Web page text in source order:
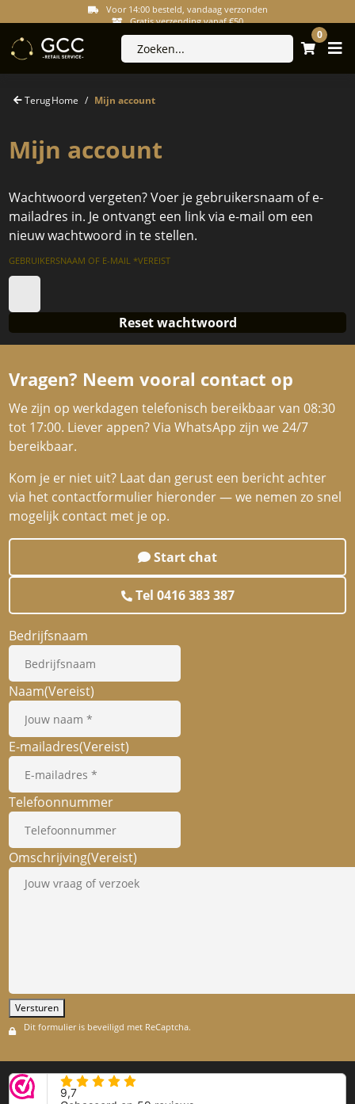
Voor 14:00 besteld, vandaag verzonden
Gratis verzending vanaf €50
Veilig betalen via IDeal en Klarna
Retourneren binnen 14 dagen
0
TerugHome Mijn account
Mijn account
Wachtwoord vergeten? Voer je gebruikersnaam of e-
mailadres in. Je ontvangt een link via e-mail om een
nieuw wachtwoord in te stellen.
GEBRUIKERSNAAM OF E-MAIL *VEREIST
Reset wachtwoord
Vragen? Neem vooral contact op
We zijn op werkdagen telefonisch bereikbaar van 08:30
tot 17:00. Liever appen? Via WhatsApp zijn we 24/7
bereikbaar.
Kom je er niet uit? Laat dan gerust een bericht achter
via het contactformulier hieronder — we nemen zo snel
mogelijk contact met je op.
Start chat
Tel 0416 383 387
Bedrijfsnaam
Naam(Vereist)
E-mailadres(Vereist)
Telefoonnummer
Omschrijving(Vereist)
Versturen
Dit formulier is beveiligd met ReCaptcha.